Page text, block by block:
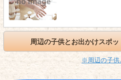
周辺の子供とお出かけスポ
※周辺の子供